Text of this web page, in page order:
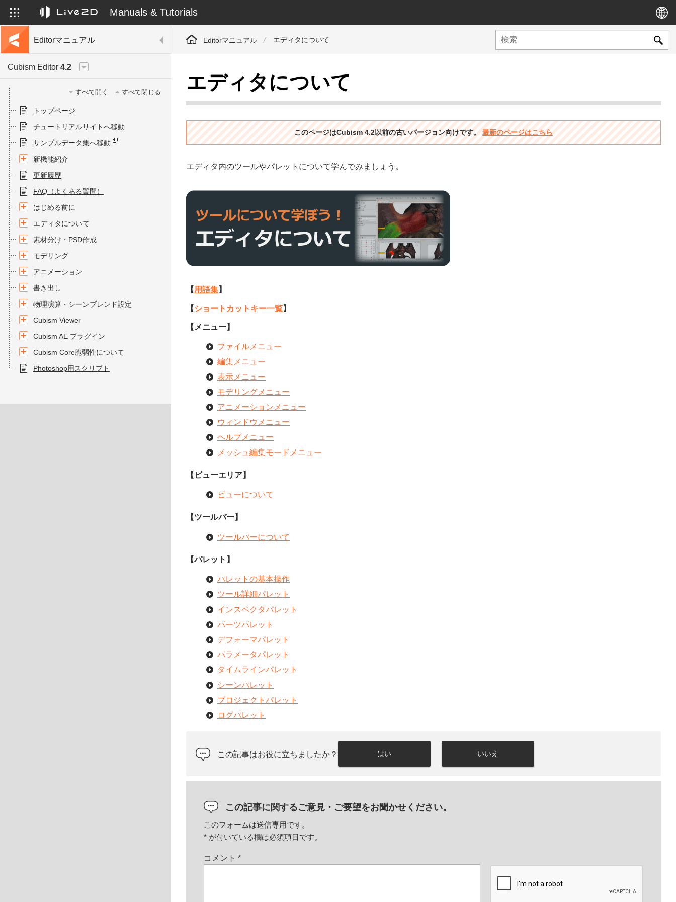
Manuals & Tutorials
Editorマニュアル
Cubism Editor 4.2
すべて開く すべて閉じる
トップページ
チュートリアルサイトへ移動
サンプルデータ集へ移動
新機能紹介
更新履歴
FAQ（よくある質問）
はじめる前に
エディタについて
素材分け・PSD作成
モデリング
アニメーション
書き出し
物理演算・シーンブレンド設定
Cubism Viewer
Cubism AE プラグイン
Cubism Core脆弱性について
Photoshop用スクリプト
Editorマニュアル エディタについて
エディタについて
このページはCubism 4.2以前の古いバージョン向けです。最新のページはこちら
エディタ内のツールやパレットについて学んでみましょう。
【 用語集】
【ショートカットキー一覧】
【メニュー】
ファイルメニュー
編集メニュー
表示メニュー
モデリングメニュー
アニメーションメニュー
ウィンドウメニュー
ヘルプメニュー
メッシュ編集モードメニュー
【ビューエリア】
ビューについて
【ツールバー】
ツールバーについて
【パレット】
パレットの基本操作
ツール詳細パレット
インスペクタパレット
パーツパレット
デフォーマパレット
パラメータパレット
タイムラインパレット
シーンパレット
プロジェクトパレット
ログパレット
この記事はお役に立ちましたか？ はい いいえ
この記事に関するご意見・ ご要望をお聞かせください。
このフォームは送信専用です。
* が付いている欄は必須項目です。
コメント *